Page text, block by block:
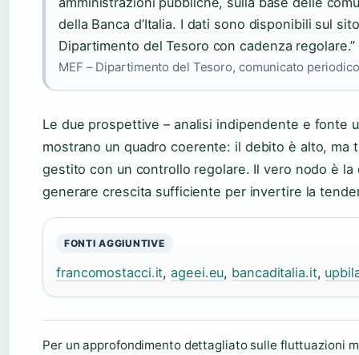
della Banca d’Italia. I dati sono disponibili sul
Dipartimento del Tesoro con cadenza regolare.”
MEF – Dipartimento del Tesoro, comunicato periodico
Le due prospettive – analisi indipendente e fonte
mostrano un quadro coerente: il debito è alto, ma
gestito con un controllo regolare. Il vero nodo è la
generare crescita sufficiente per invertire la
FONTI AGGIUNTIVE
francomostacci.it,ageei.eu, bancaditalia.it,
Per un approfondimento dettagliato sulle fluttuazioni